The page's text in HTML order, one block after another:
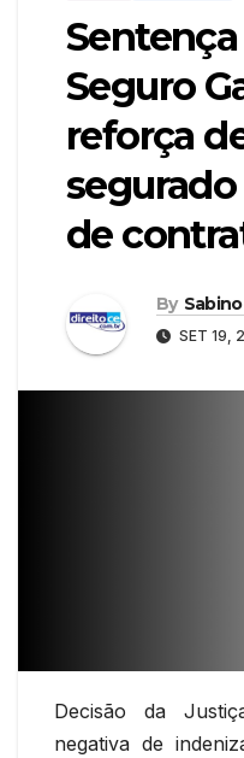
Seguro
reforça
de
By
SET 19,
Decisão da
negativa de